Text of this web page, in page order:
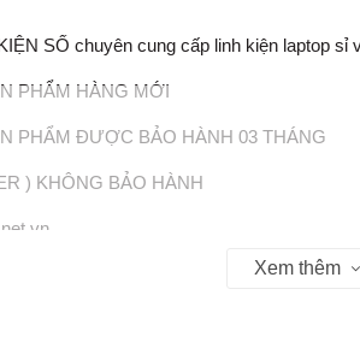
SỐ chuyên cung cấp linh kiện laptop sỉ
PHẨM HÀNG MỚI
PHẨM ĐƯỢC BẢO HÀNH 03 THÁNG
) KHÔNG BẢO HÀNH
Phương Phường Vườn Lài, TP. Hồ Chí Minh
Xem thêm